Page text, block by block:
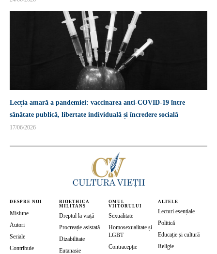
Lecția amară a pandemiei: vaccinarea anti-COVID-19 între
sănătate publică, libertate individuală și încredere socială
17/06/2026
DESPRE NOI
Misiune
Autori
Seriale
Contribuie
BIOETHICA
MILITANS
Dreptul la viață
Procreație asistată
Dizabilitate
Eutanasie
OMUL
VIITORULUI
Sexualitate
Homosexualitate și
LGBT
Contracepție
ALTELE
Lecturi esențiale
Politică
Educație și cultură
Religie